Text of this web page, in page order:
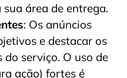
área de entrega.
: Os anúncios
e destacar os
serviço. O uso de
ação) fortes é